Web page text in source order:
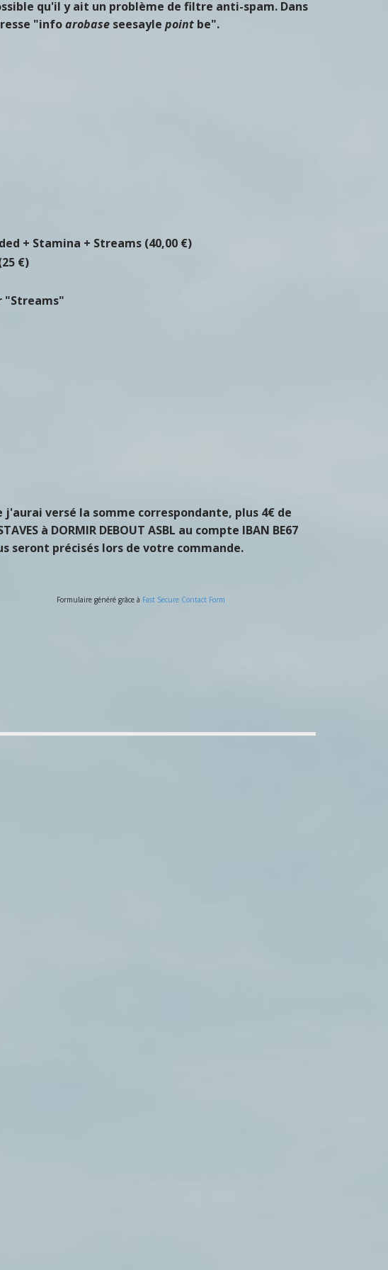
qu'il y ait un problème de filtre anti-spam. Dans
"infoarobaseseesayle pointbe".
+ Stamina + Streams (40,00 €)
€)
"Streams"
versé la somme correspondante, plus 4€ de
à DORMIR DEBOUT ASBL au compte IBAN BE67
seront précisés lors de votre commande.
Formulaire généré grâce à Fast Secure Contact Form